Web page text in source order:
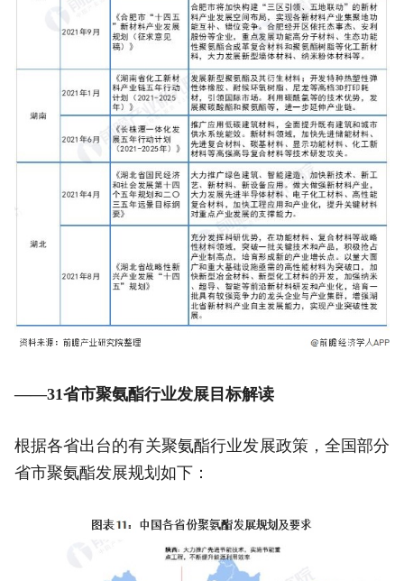
——31省市聚氨酯行业发展目标解读
根据各省出台的有关聚氨酯行业发展政策，全国部分
省市聚氨酯发展规划如下：